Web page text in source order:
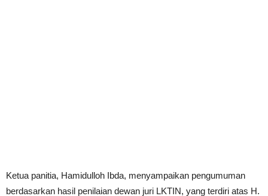
Ketua panitia, Hamidulloh Ibda, menyampaikan pengumuman
berdasarkan hasil penilaian dewan juri LKTIN, yang terdiri atas H.